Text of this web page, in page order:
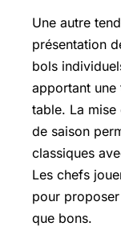
Une autre
présentation
bols
apportant une
table. La mise
de saison
classiques
Les chefs
pour
que bons.